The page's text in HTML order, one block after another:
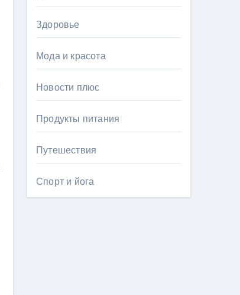
Здоровье
Мода и красота
Новости плюс
Продукты питания
Путешествия
Спорт и йога